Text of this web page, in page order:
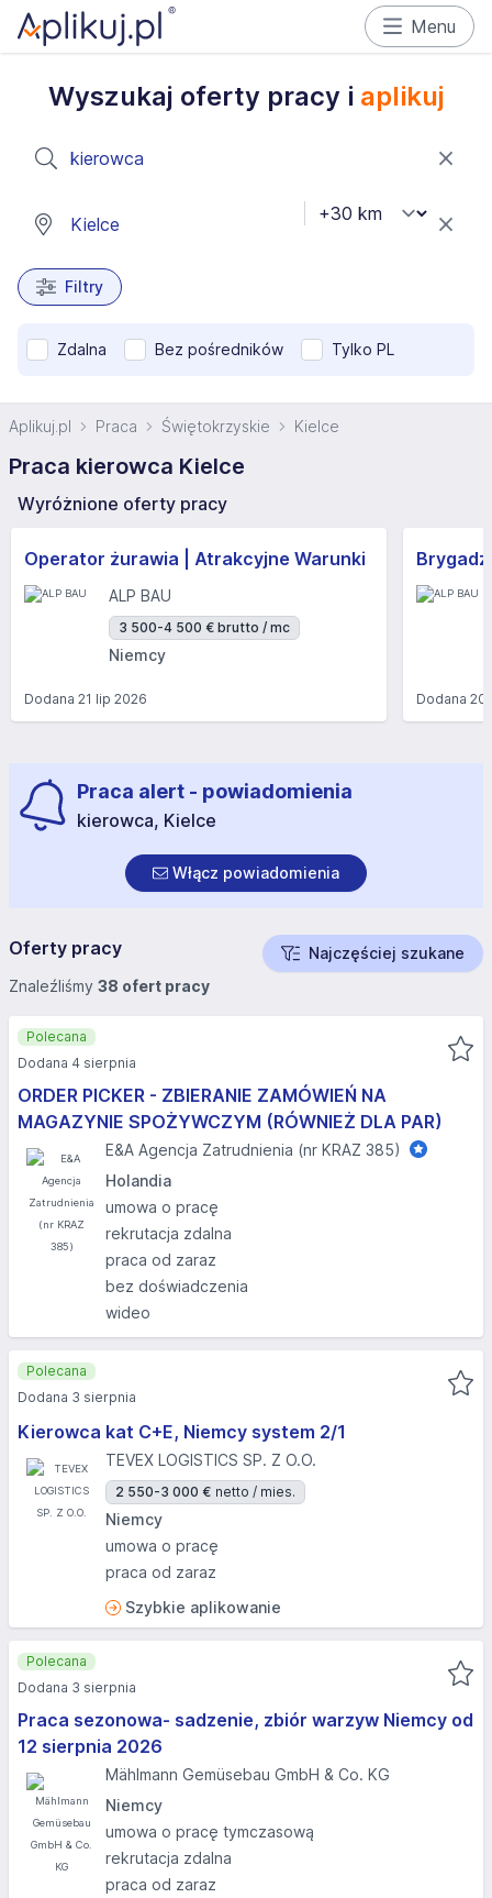
Menu
Wyszukaj oferty pracy i aplikuj
Filtry
Zdalna Bez pośredników Tylko PL
Aplikuj.pl Praca Świętokrzyskie Kielce
Praca kierowca Kielce
Wyróżnione oferty pracy
Operator żurawia | Atrakcyjne Warunki
ALP BAU
3 500-4 500 € brutto / mc
Niemcy
Dodana 21 lip 2026 Dodana20
Praca alert - powiadomienia
kierowca, Kielce
Włącz powiadomienia
Oferty pracy
Najczęściej szukane
Znaleźliśmy 38 ofert pracy
ORDER PICKER - ZBIERANIE ZAMÓWIEŃ NA
MAGAZYNIE SPOŻYWCZYM (RÓWNIEŻ DLA PAR)
E&A Agencja Zatrudnienia (nr KRAZ 385)
Holandia
umowa o pracę
rekrutacja zdalna
praca od zaraz
bez doświadczenia
wideo
Polecana
Dodana 4 sierpnia
Kierowca kat C+E, Niemcy system 2/1
TEVEX LOGISTICS SP. Z O.O.
2 550-3 000 € netto / mies.
Niemcy
umowa o pracę
praca od zaraz
Szybkie aplikowanie
Polecana
Dodana 3 sierpnia
Praca sezonowa- sadzenie, zbiór warzyw Niemcy od
12 sierpnia 2026
Mählmann Gemüsebau GmbH & Co. KG
Niemcy
umowa o pracę tymczasową
rekrutacja zdalna
praca od zaraz
Polecana
Dodana 3 sierpnia